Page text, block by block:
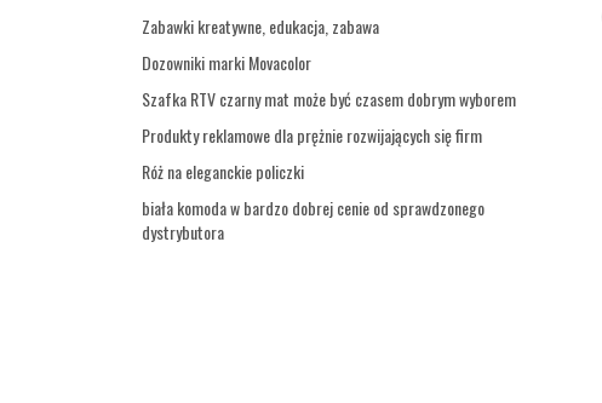
Zabawki kreatywne, edukacja, zabawa
Dozowniki marki Movacolor
Szafka RTV czarny mat może być czasem dobrym wyborem
Produkty reklamowe dla prężnie rozwijających się firm
Róż na eleganckie policzki
biała komoda w bardzo dobrej cenie od sprawdzonego
dystrybutora